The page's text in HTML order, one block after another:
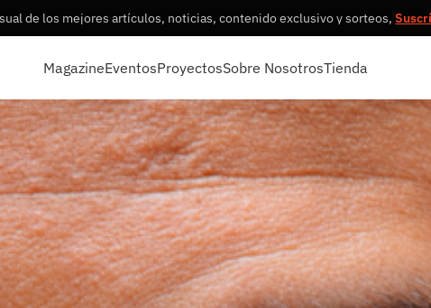
de los mejores artículos, noticias, contenido exclusivo y sorteos,
MagazineEventosProyectosSobre NosotrosTienda